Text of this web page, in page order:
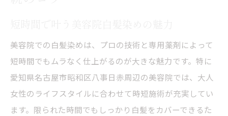
美容院での白髪染めは、プロの技術と専用薬剤によって
短時間でもムラなく仕上がるのが大きな魅力です。特に
愛知県名古屋市昭和区八事日赤周辺の美容院では、大人
女性のライフスタイルに合わせて時短施術が充実してい
ます。限られた時間でもしっかり白髪をカバーできるた